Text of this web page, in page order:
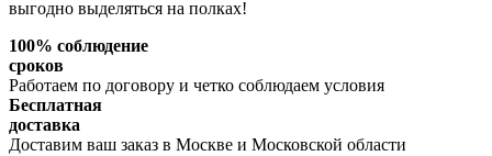
выгодно выделяться на полках!
100% соблюдение
сроков
Работаем по договору и четко соблюдаем условия
Бесплатная
доставка
Доставим ваш заказ в Москве и Московской области